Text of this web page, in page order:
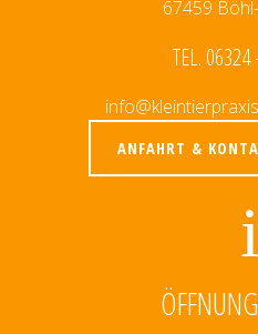
67459
TEL.
ANFAHRT &